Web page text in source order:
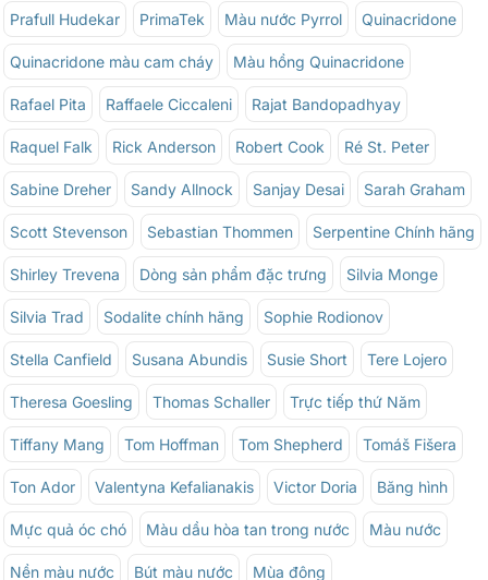
Prafull Hudekar PrimaTek Màu nước Pyrrol Quinacridone
Quinacridone màu cam cháy Màu hồng Quinacridone
Rafael Pita Raffaele Ciccaleni Rajat Bandopadhyay
Raquel Falk Rick Anderson Robert Cook Ré St. Peter
Sabine Dreher Sandy Allnock Sanjay Desai Sarah Graham
Scott Stevenson Sebastian Thommen Serpentine Chính hãng
Shirley Trevena Dòng sản phẩm đặc trưng Silvia Monge
Silvia Trad Sodalite chính hãng Sophie Rodionov
Stella Canfield Susana Abundis Susie Short Tere Lojero
Theresa Goesling Thomas Schaller Trực tiếp thứ Năm
Tiffany Mang Tom Hoffman Tom Shepherd Tomáš Fišera
Ton Ador Valentyna Kefalianakis Victor Doria Băng hình
Mực quả óc chó Màu dầu hòa tan trong nước Màu nước
Nền màu nước Bút màu nước Mùa đông